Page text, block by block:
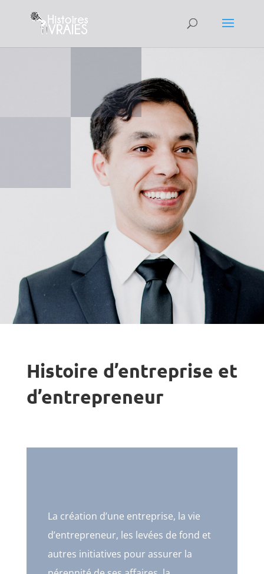
Histoire d’entreprise et
d’entrepreneur
La création d’une entreprise, la vie
d’entrepreneur, les levées de fond et
autres initiatives pour assurer la